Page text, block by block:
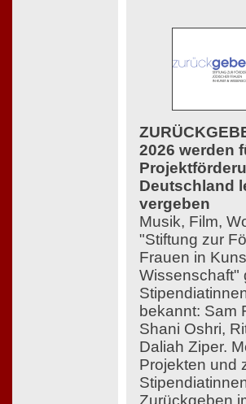
2026 werden
Deutschland
vergeben
Musik, Film,
"Stiftung zur
Frauen in
Wissenschaft"
bekannt: Sam
Shani Oshri,
Daliah Ziper.
Projekten und